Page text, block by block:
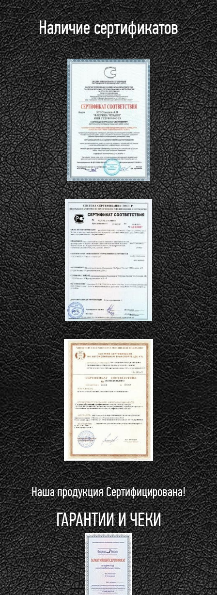
Наличие сертификатов
Наша продукция Сертифицирована!
ГАРАНТИИ И ЧЕКИ